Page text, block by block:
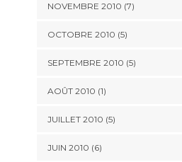
NOVEMBRE 2010 (7)
OCTOBRE 2010 (5)
SEPTEMBRE 2010 (5)
AOÛT 2010 (1)
JUILLET 2010 (5)
JUIN 2010 (6)